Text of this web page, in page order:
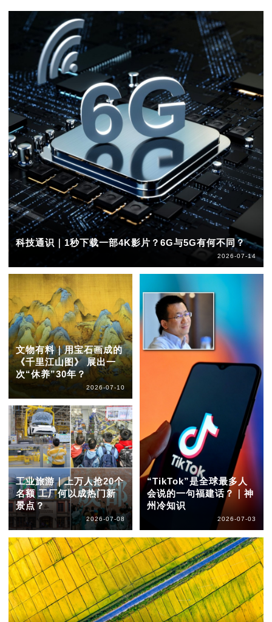
科技通识｜1秒下载一部4K影片？6G与5G有何不同？
2026-07-14
文物有料｜用宝石画成的
《千里江山图》 展出一
次“休养”30年？
2026-07-10
工业旅游｜上万人抢20个
名额 工厂何以成热门新
景点？
2026-07-08
“TikTok”是全球最多人
会说的一句福建话？｜神
州冷知识
2026-07-03